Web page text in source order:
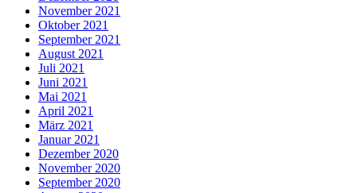
November 2021
Oktober 2021
September 2021
August 2021
Juli 2021
Juni 2021
Mai 2021
April 2021
März 2021
Januar 2021
Dezember 2020
November 2020
September 2020